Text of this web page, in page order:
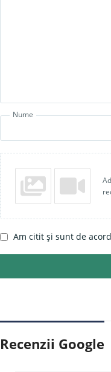
Nume
Am citit și sunt de
Recenzii Google